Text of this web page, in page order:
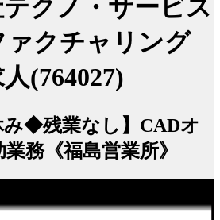
クノ・サービス
ァクチャリング
(764027)
み◆残業なし】CADオ
務《福島営業所》